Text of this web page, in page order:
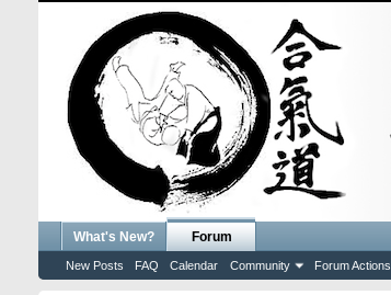
What's New? Forum
New Posts FAQ Calendar Community Forum Actions